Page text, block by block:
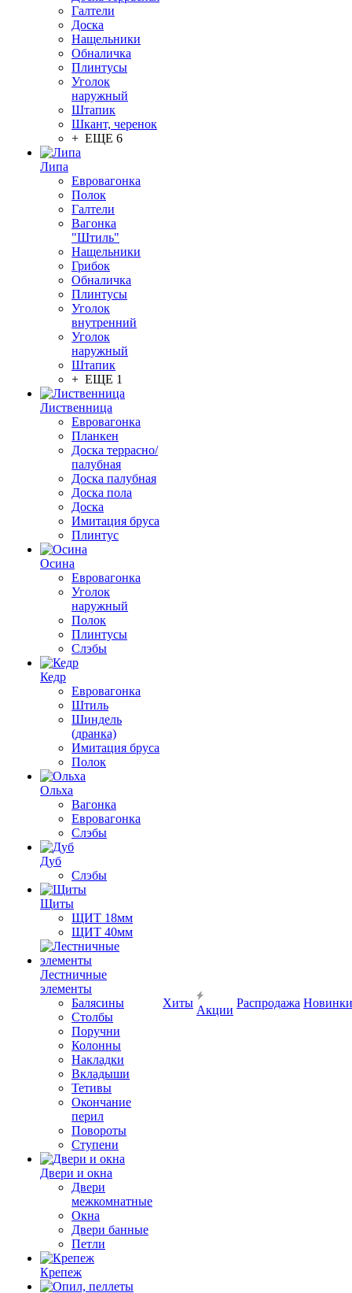
Галтели
Доска
Нащельники
Обналичка
Плинтусы
Уголок
наружный
Штапик
Шкант, черенок
+ ЕЩЕ 6
Липа
Евровагонка
Полок
Галтели
Вагонка
"Штиль"
Нащельники
Грибок
Обналичка
Плинтусы
Уголок
внутренний
Уголок
наружный
Штапик
+ ЕЩЕ 1
Лиственница
Евровагонка
Планкен
Доска террасно/
палубная
Доска палубная
Доска пола
Доска
Имитация бруса
Плинтус
Осина
Евровагонка
Уголок
наружный
Полок
Плинтусы
Слэбы
Кедр
Евровагонка
Штиль
Шиндель
(дранка)
Имитация бруса
Полок
Ольха
Вагонка
Евровагонка
Слэбы
Дуб
Слэбы
Щиты
ЩИТ 18мм
ЩИТ 40мм
Лестничные
элементы
Балясины
Столбы
Поручни
Колонны
Накладки
Вкладыши
Тетивы
Окончание
перил
Повороты
Ступени
Двери и окна
Двери
межкомнатные
Окна
Двери банные
Петли
Крепеж
Хиты
Акции
Распродажа Новинки